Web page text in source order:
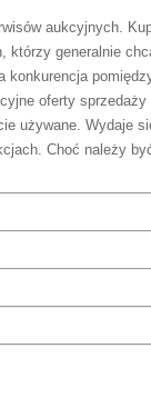
aukcyjnych.
którzy generalnie
oferty
używane. Wydaje
Choć należy